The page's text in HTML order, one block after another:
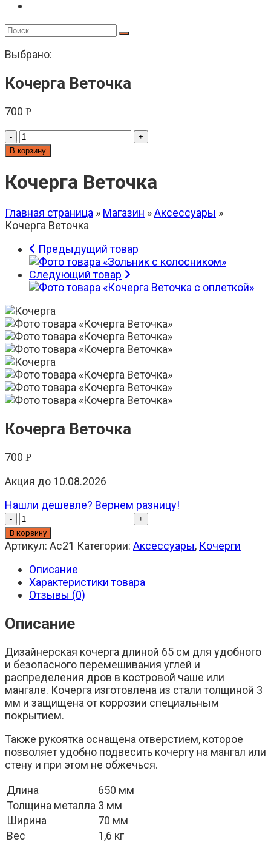
Выбрано:
Кочерга Веточка
700 Р
-
Количество
товара
Кочерга
+
В корзину
Кочерга Веточка
Главная страница » Магазин »Аксессуары »
Кочерга Веточка
Предыдущий товар
Следующий товар
Кочерга Веточка
700 Р
Акция до 10.08.2026
Нашли дешевле? Вернем разницу!
-
Количество
товара
Кочерга
Веточка
+
В корзину
Артикул: Ac21 Категории: Аксессуары, Кочерги
Описание
Характеристики товара
Отзывы (0)
Описание
Дизайнерская кочерга длиной 65 см для удобного
и безопасного перемешивания углей и
распределения дров в костровой чаше или
мангале. Кочерга изготовлена из стали толщиной 3
мм и защищена от коррозии специальным
покрытием.
Также рукоятка оснащена отверстием, которое
позволяет удобно подвесить кочергу на мангал или
стену и при этом не обжечься.
Длина
650 мм
Толщина металла 3 мм
Ширина
70 мм
Вес
1,6 кг